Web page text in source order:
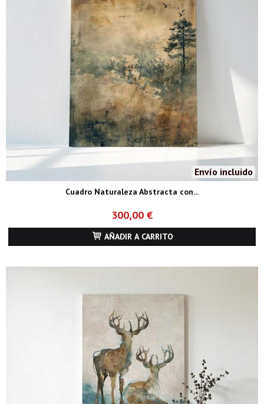
Envío incluido
Cuadro Naturaleza Abstracta con...
300,00 €
AÑADIR A CARRITO